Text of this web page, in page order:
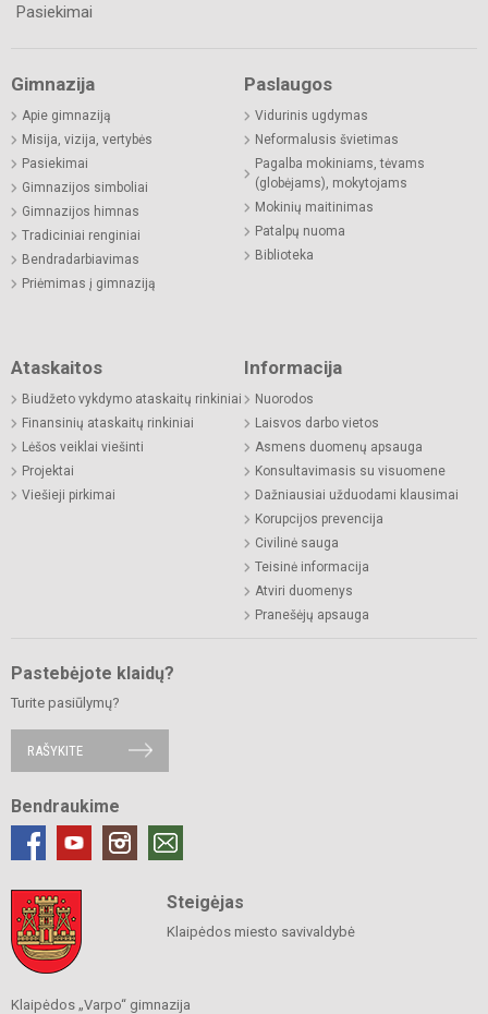
Pasiekimai
Gimnazija
Apie gimnaziją
Misija, vizija, vertybės
Pasiekimai
Gimnazijos simboliai
Gimnazijos himnas
Tradiciniai renginiai
Bendradarbiavimas
Priėmimas į gimnaziją
Paslaugos
Vidurinis ugdymas
Neformalusis švietimas
Pagalba mokiniams, tėvams
(globėjams), mokytojams
Mokinių maitinimas
Patalpų nuoma
Biblioteka
Ataskaitos
Biudžeto vykdymo ataskaitų rinkiniai
Finansinių ataskaitų rinkiniai
Lėšos veiklai viešinti
Projektai
Viešieji pirkimai
Informacija
Nuorodos
Laisvos darbo vietos
Asmens duomenų apsauga
Konsultavimasis su visuomene
Dažniausiai užduodami klausimai
Korupcijos prevencija
Civilinė sauga
Teisinė informacija
Atviri duomenys
Pranešėjų apsauga
Pastebėjote klaidų?
Turite pasiūlymų?
RAŠYKITE
Bendraukime
Steigėjas
Klaipėdos miesto savivaldybė
Klaipėdos „Varpo“ gimnazija